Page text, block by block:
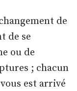
de
de se
ou de
; chacun
est arrivé